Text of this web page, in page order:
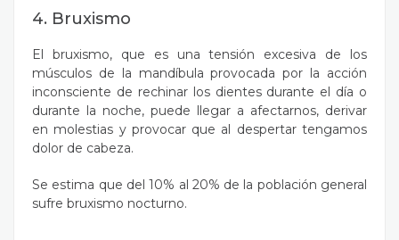
4. Bruxismo
El bruxismo, que es una tensión excesiva de los
músculos de la mandíbula provocada por la acción
inconsciente de rechinar los dientes durante el día o
durante la noche, puede llegar a afectarnos, derivar
en molestias y provocar que al despertar tengamos
dolor de cabeza.
Se estima que del 10% al 20% de la población general
sufre bruxismo nocturno.